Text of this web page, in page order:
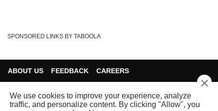
SPONSORED LINKS BY TABOOLA
ABOUT US FEEDBACK
CAREERS
PRIVACY POLICY
CONTACT US
×
We use cookies to improve your experience, analyze
traffic, and personalize content. By clicking "Allow", you